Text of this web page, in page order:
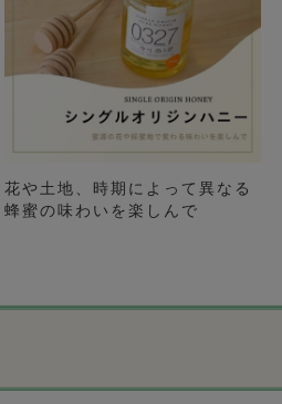
花や土地、時期によって異なる
蜂蜜の味わいを楽しんで